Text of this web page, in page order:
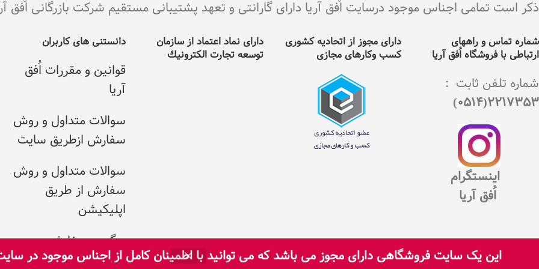
این یک سایت فروشگاهی دارای مجوز می باشد که می توانید با اطمینان کامل از اجناس موجود در
ذکر است تمامی اجناس موجود درسایت اٌفق آریا دارای گارانتی و تعهد پشتیبانی مستقیم شرکت بازرگانی اٌفق آریا می
شماره تماس و راههای
ارتباطی با فروشگاه اُفق آریا
شماره تلفن ثابت :
2217353(0514)
اینستگرام
اُفق آریا
دارای مجوز از اتحادیه کشوری
کسب وکارهای مجازی
دارای نماد اعتماد از سازمان
توسعه تجارت الکترونيك
دانستنی های کاربران
قوانین و مقررات اُفق
آریا
سوالات متداول و روش
سفارش ازطریق سایت
سوالات متداول و روش
سفارش از طریق
اپلیکیشن
پیگیری سفارش
تمامی حقوق برای سایت اُفق آریا محفوظ است.